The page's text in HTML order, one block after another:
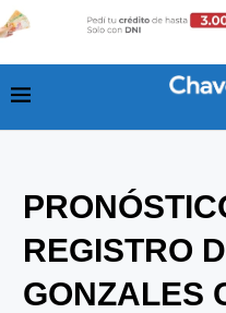
REGISTRO
GONZALES